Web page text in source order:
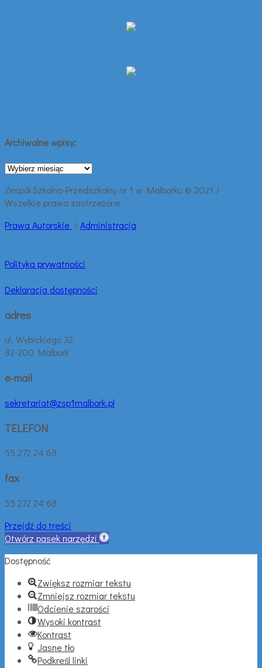
Archiwalne wpisy:
Archiwalne
Zespół Szkolno-Przedszkolny nr 1 w Malborku © 2021 /
Wszelkie prawa zastrzeżone
Prawa Autorskie /Administracja
Polityka prywatności
Deklaracja dostępności
adres
ul. Wybickiego 32
82-200 Malbork
e-mail
sekretariat@zsp1malbork.pl
TELEFON
55 272 24 68
fax
55 272 24 68
Przejdź do treści
Otwórz pasek narzędzi
Dostępność
Zwiększ rozmiar tekstu
Zmniejsz rozmiar tekstu
Odcienie szarości
Wysoki kontrast
Kontrast
Jasne tło
Podkreśl linki